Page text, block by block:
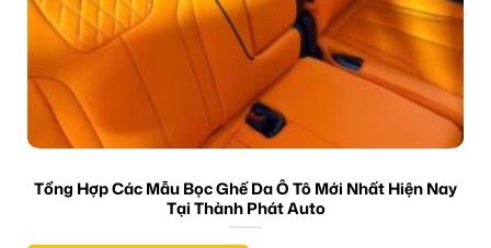
Tổng Hợp Các Mẫu Bọc Ghế Da Ô Tô Mới Nhất Hiện Nay
Tại Thành Phát Auto